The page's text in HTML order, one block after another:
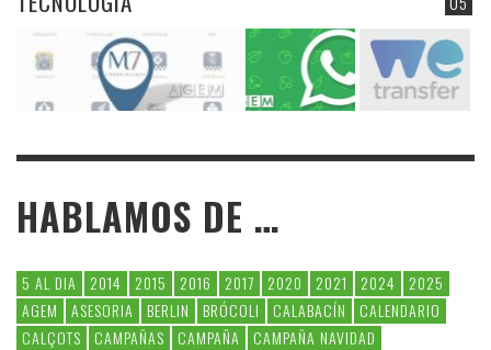
HABLAMOS DE …
5 AL DIA 2014 2015 2016 2017 2020 2021 2024
2025
AGEM
ASESORIA BERLIN BRÓCOLI CALABACÍN
CALENDARIO
CALÇOTS
CAMPAÑAS CAMPAÑA
CAMPAÑA NAVIDAD